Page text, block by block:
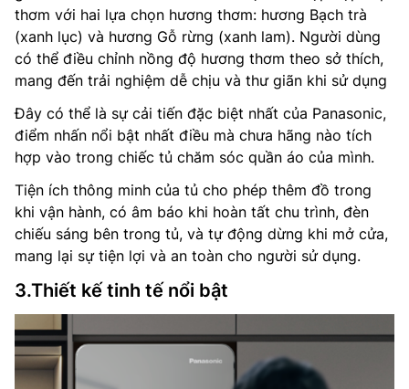
thơm với hai lựa chọn hương thơm: hương Bạch trà
(xanh lục) và hương Gỗ rừng (xanh lam). Người dùng
có thể điều chỉnh nồng độ hương thơm theo sở thích,
mang đến trải nghiệm dễ chịu và thư giãn khi sử dụng
Đây có thể là sự cải tiến đặc biệt nhất của Panasonic,
điểm nhấn nổi bật nhất điều mà chưa hãng nào tích
hợp vào trong chiếc tủ chăm sóc quần áo của mình.
Tiện ích thông minh của tủ cho phép thêm đồ trong
khi vận hành, có âm báo khi hoàn tất chu trình, đèn
chiếu sáng bên trong tủ, và tự động dừng khi mở cửa,
mang lại sự tiện lợi và an toàn cho người sử dụng.
3.Thiết kế tinh tế nổi bật